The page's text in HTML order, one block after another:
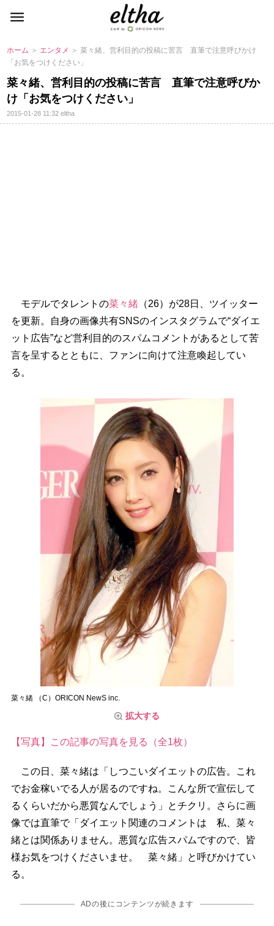
ホーム ＞ エンタメ ＞ 菜々緒、営利目的の投稿に苦言 直筆で注意呼びかけ
「お気をつけください」
菜々緒、営利目的の投稿に苦言 直筆で注意呼びか
け「お気をつけください」
2015-01-28 11:32eltha
モデルでタレントの菜々緒（26）が28日、ツイッター
を更新。自身の画像共有SNSのインスタグラムで“ダイエ
ット広告”など営利目的のスパムコメントがあるとして苦
言を呈するとともに、ファンに向けて注意喚起してい
る。
菜々緒 （C）ORICON NewS inc.
拡大する
【写真】この記事の写真を見る（全1枚）
この日、菜々緒は「しつこいダイエットの広告。これ
でお金稼いでる人が居るのですね。こんな所で宣伝して
るくらいだから悪質なんでしょう」とチクリ。さらに画
像では直筆で「ダイエット関連のコメントは 私、菜々
緒とは関係ありません。悪質な広告スパムですので、皆
様お気をつけくださいませ。 菜々緒」と呼びかけてい
る。
ADの後にコンテンツが続きます